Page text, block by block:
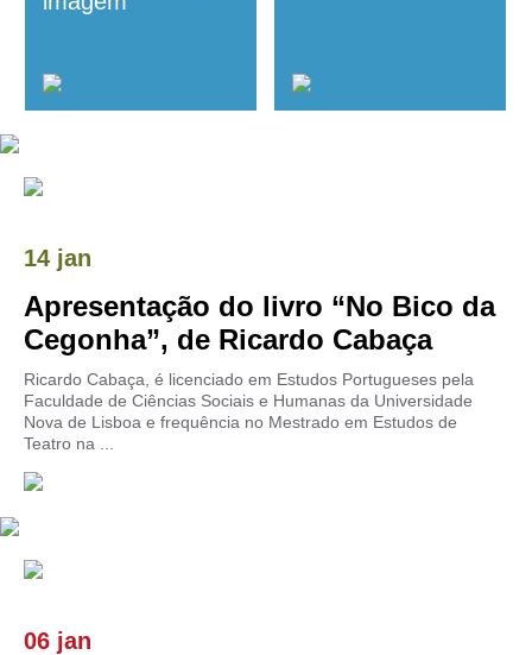
14 jan
Apresentação do livro “No Bico da
Cegonha”, de Ricardo Cabaça
Ricardo Cabaça, é licenciado em Estudos Portugueses pela
Faculdade de Ciências Sociais e Humanas da Universidade
Nova de Lisboa e frequência no Mestrado em Estudos de
Teatro na ...
06 jan